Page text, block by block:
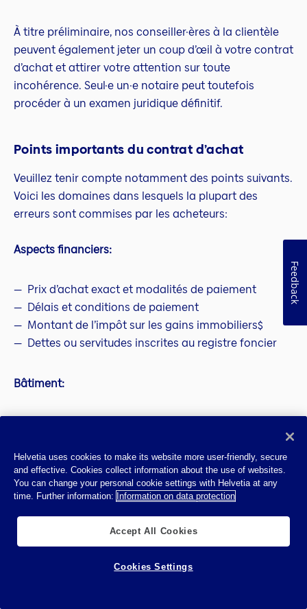
À titre préliminaire, nos conseiller·ères à la clientèle
peuvent également jeter un coup d’œil à votre contrat
d’achat et attirer votre attention sur toute
incohérence. Seul·e un·e notaire peut toutefois
procéder à un examen juridique définitif.
Points importants du contrat d’achat
Veuillez tenir compte notamment des points suivants.
Voici les domaines dans lesquels la plupart des
erreurs sont commises par les acheteurs:
Aspects financiers:
Prix d’achat exact et modalités de paiement
Délais et conditions de paiement
Montant de l’impôt sur les gains immobiliers$
Dettes ou servitudes inscrites au registre foncier
Bâtiment:
(ascenseur, chauffage, façade, toit)
Documentation des vices
Pour les nouvelles constructions: date
d’emménagement ferme
Helvetia uses cookies to make its website more user-friendly, secure
and effective. Cookies collect information about the use of websites.
You can change your personal cookie settings with Helvetia at any
time. Further information: Information on data protection
Accept All Cookies
Cookies Settings
Feedback